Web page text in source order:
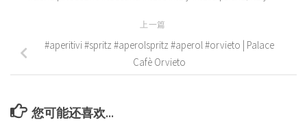
上一篇
#aperitivi #spritz #aperolspritz #aperol #orvieto | Palace
Cafè Orvieto
您可能还喜欢...